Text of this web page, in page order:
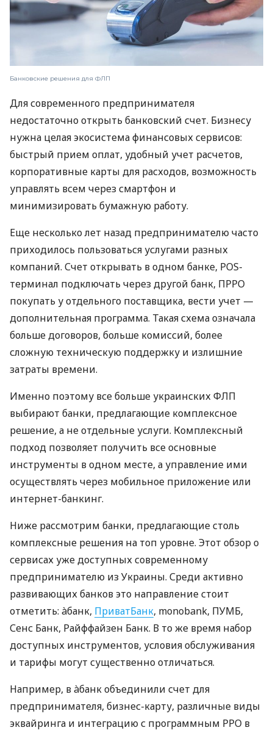
Банковские решения для ФЛП
Для современного предпринимателя
недостаточно открыть банковский счет. Бизнесу
нужна целая экосистема финансовых сервисов:
быстрый прием оплат, удобный учет расчетов,
корпоративные карты для расходов, возможность
управлять всем через смартфон и
минимизировать бумажную работу.
Еще несколько лет назад предпринимателю часто
приходилось пользоваться услугами разных
компаний. Счет открывать в одном банке, POS-
терминал подключать через другой банк, ПРРО
покупать у отдельного поставщика, вести учет —
дополнительная программа. Такая схема означала
больше договоров, больше комиссий, более
сложную техническую поддержку и излишние
затраты времени.
Именно поэтому все больше украинских ФЛП
выбирают банки, предлагающие комплексное
решение, а не отдельные услуги. Комплексный
подход позволяет получить все основные
инструменты в одном месте, а управление ими
осуществлять через мобильное приложение или
интернет-банкинг.
Ниже рассмотрим банки, предлагающие столь
комплексные решения на топ уровне. Этот обзор о
сервисах уже доступных современному
предпринимателю из Украины. Среди активно
развивающих банков это направление стоит
отметить: àбанк, ПриватБанк, monobank, ПУМБ,
Сенс Банк, Райффайзен Банк. В то же время набор
доступных инструментов, условия обслуживания
и тарифы могут существенно отличаться.
Например, в àбанк объединили счет для
предпринимателя, бизнес-карту, различные виды
эквайринга и интеграцию с программным РРО в